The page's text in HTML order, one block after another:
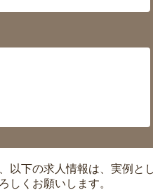
下の求人情報は、実例と
しくお願いします。